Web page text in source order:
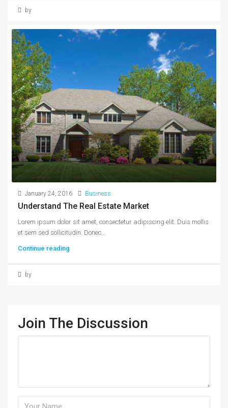
by
January 24, 2016 Business
Understand The Real Estate Market
Lorem ipsum dolor sit amet, consectetur adipiscing elit. Duis mollis
et sem sed sollicitudin. Donec...
Continue reading
by
Join The Discussion